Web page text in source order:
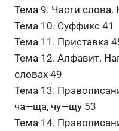
Тема 9. Части слова.
Тема 10. Суффикс 41
Тема 11. Приставка
Тема 12. Алфавит.
словах 49
Тема 13.
ча—ща, чу—щу 53
Тема 14.